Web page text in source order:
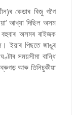
কেডাৰ বিজু গগৈ
আখ্যা দিছিল অসম
বহুবাৰ অসমৰ ৰাইজক
ইয়াৰ পিছতে জাঙুৰ
সময়সীমা বান্ধি
আৰু তিনিচুকীয়া